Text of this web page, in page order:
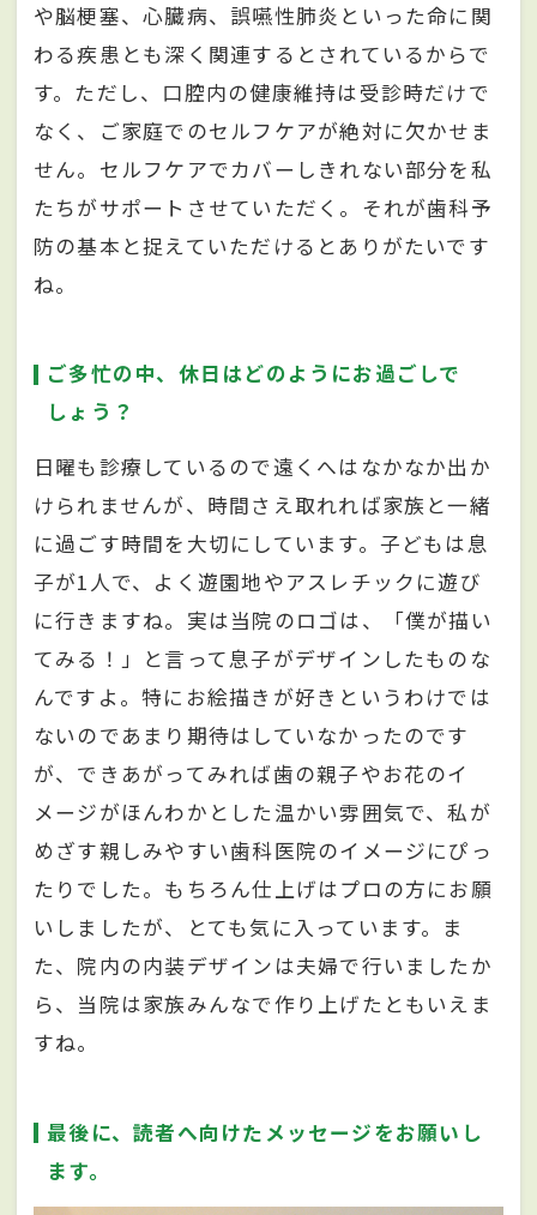
や脳梗塞、心臓病、誤嚥性肺炎といった命に関
わる疾患とも深く関連するとされているからで
す。ただし、口腔内の健康維持は受診時だけで
なく、ご家庭でのセルフケアが絶対に欠かせま
せん。セルフケアでカバーしきれない部分を私
たちがサポートさせていただく。それが歯科予
防の基本と捉えていただけるとありがたいです
ね。
ご多忙の中、休日はどのようにお過ごしで
しょう？
日曜も診療しているので遠くへはなかなか出か
けられませんが、時間さえ取れれば家族と一緒
に過ごす時間を大切にしています。子どもは息
子が1人で、よく遊園地やアスレチックに遊び
に行きますね。実は当院のロゴは、「僕が描い
てみる！」と言って息子がデザインしたものな
んですよ。特にお絵描きが好きというわけでは
ないのであまり期待はしていなかったのです
が、できあがってみれば歯の親子やお花のイ
メージがほんわかとした温かい雰囲気で、私が
めざす親しみやすい歯科医院のイメージにぴっ
たりでした。もちろん仕上げはプロの方にお願
いしましたが、とても気に入っています。ま
た、院内の内装デザインは夫婦で行いましたか
ら、当院は家族みんなで作り上げたともいえま
すね。
最後に、読者へ向けたメッセージをお願いし
ます。